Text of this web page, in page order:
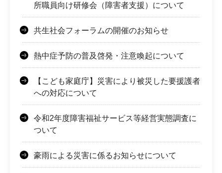
所職員向け研修会（障害者支援）について
共生社会フォーラムの開催のお知らせ
熱中症予防の普及啓発・注意喚起について
【こども家庭庁】災害により被災した要援護者
への対応について
令和2年度障害福祉サービス等経営実態調査に
ついて
豪雨による災害に係るお知らせについて